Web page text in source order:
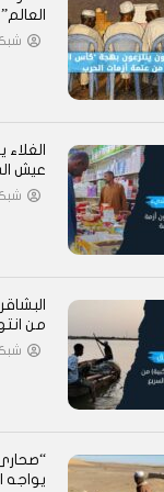
عيش
من
يواجه